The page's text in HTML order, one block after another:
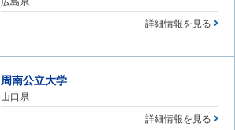
詳細情報を見る
周南公立大学
山口県
詳細情報を見る